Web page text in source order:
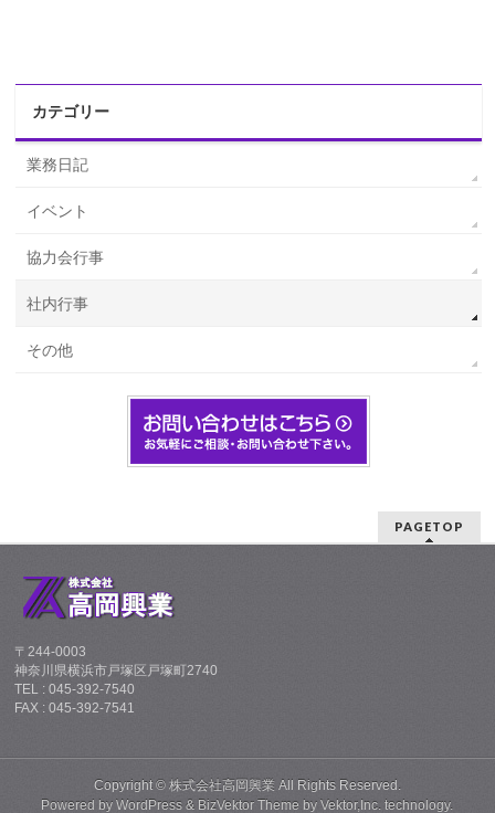
カテゴリー
業務日記
イベント
協力会行事
社内行事
その他
PAGETOP
〒244-0003
神奈川県横浜市戸塚区戸塚町2740
TEL : 045-392-7540
FAX : 045-392-7541
Copyright © 株式会社高岡興業All Rights Reserved.
Powered byWordPress & BizVektor Theme byVektor,Inc. technology.